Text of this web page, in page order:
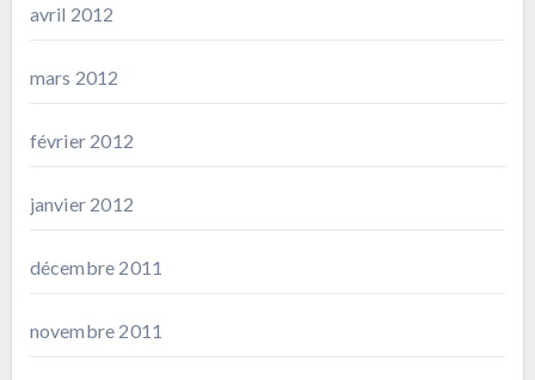
avril 2012
mars 2012
février 2012
janvier 2012
décembre 2011
novembre 2011